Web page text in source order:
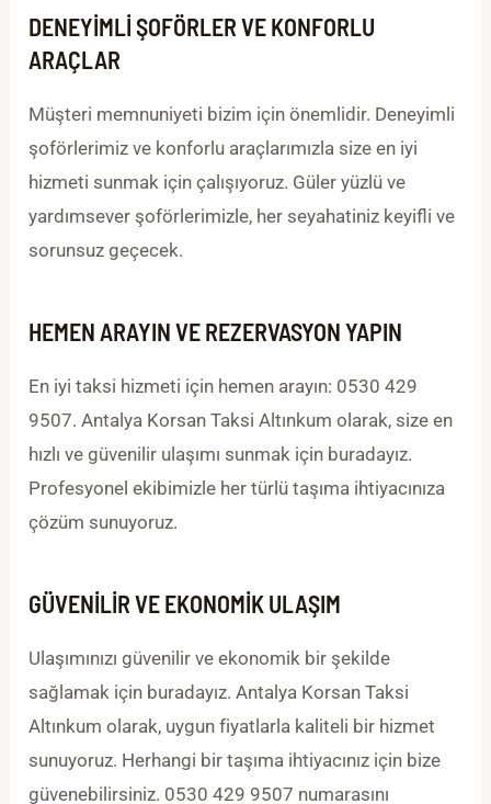
DENEYIMLI ŞOFÖRLER VE KONFORLU
ARAÇLAR
Müşteri memnuniyeti bizim için önemlidir. Deneyimli
şoförlerimiz ve konforlu araçlarımızla size en iyi
hizmeti sunmak için çalışıyoruz. Güler yüzlü ve
yardımsever şoförlerimizle, her seyahatiniz keyifli ve
sorunsuz geçecek.
HEMEN ARAYIN VE REZERVASYON YAPIN
En iyi taksi hizmeti için hemen arayın: 0530 429
9507. Antalya Korsan Taksi Altınkum olarak, size en
hızlı ve güvenilir ulaşımı sunmak için buradayız.
Profesyonel ekibimizle her türlü taşıma ihtiyacınıza
çözüm sunuyoruz.
GÜVENILIR VE EKONOMIK ULAŞIM
Ulaşımınızı güvenilir ve ekonomik bir şekilde
sağlamak için buradayız. Antalya Korsan Taksi
Altınkum olarak, uygun fiyatlarla kaliteli bir hizmet
sunuyoruz. Herhangi bir taşıma ihtiyacınız için bize
güvenebilirsiniz. 0530 429 9507 numarasını